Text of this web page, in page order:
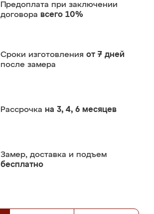
Предоплата при заключении
договора всего 10%
Сроки изготовления от 7 дней
после замера
Рассрочка на 3, 4, 6 месяцев
Замер, доставка и подъем
бесплатно